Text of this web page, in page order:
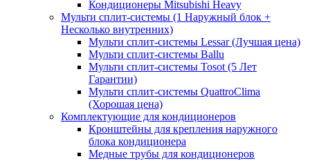
Кондиционеры Mitsubishi Heavy
Мульти сплит-системы (1 Наружный блок +
Несколько внутренних)
Мульти сплит-системы Lessar (Лучшая цена)
Мульти сплит-системы Ballu
Мульти сплит-системы Tosot (5 Лет
Гарантии)
Мульти сплит-системы QuattroClima
(Хорошая цена)
Комплектующие для кондиционеров
Кронштейны для крепления наружного
блока кондиционера
Медные трубы для кондиционеров